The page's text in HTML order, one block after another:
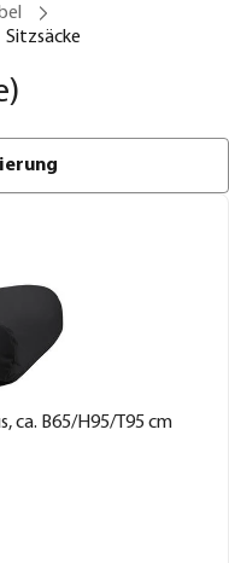
Sitzsäcke
ca. B65/H95/T95 cm